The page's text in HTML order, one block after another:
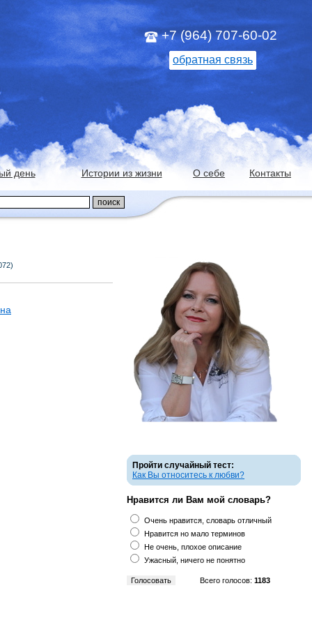
+7 (964) 707-60-02
обратная связь
день Истории из жизни О себе Контакты
Пройти случайный тест:
Как Вы относитесь к любви?
Нравится ли Вам мой словарь?
Очень нравится, словарь отличный
Нравится но мало терминов
Не очень, плохое описание
Ужасный, ничего не понятно
Всего голосов: 1183